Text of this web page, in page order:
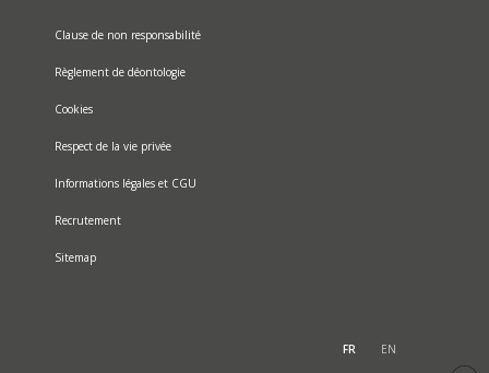
Clause de non responsabilité
Règlement de déontologie
Cookies
Respect de la vie privée
Informations légales et CGU
Recrutement
Sitemap
FR EN